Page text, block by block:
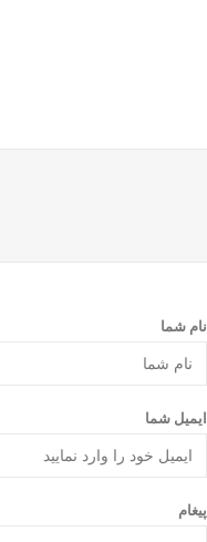
نام شما
ایمیل شما
پیغام